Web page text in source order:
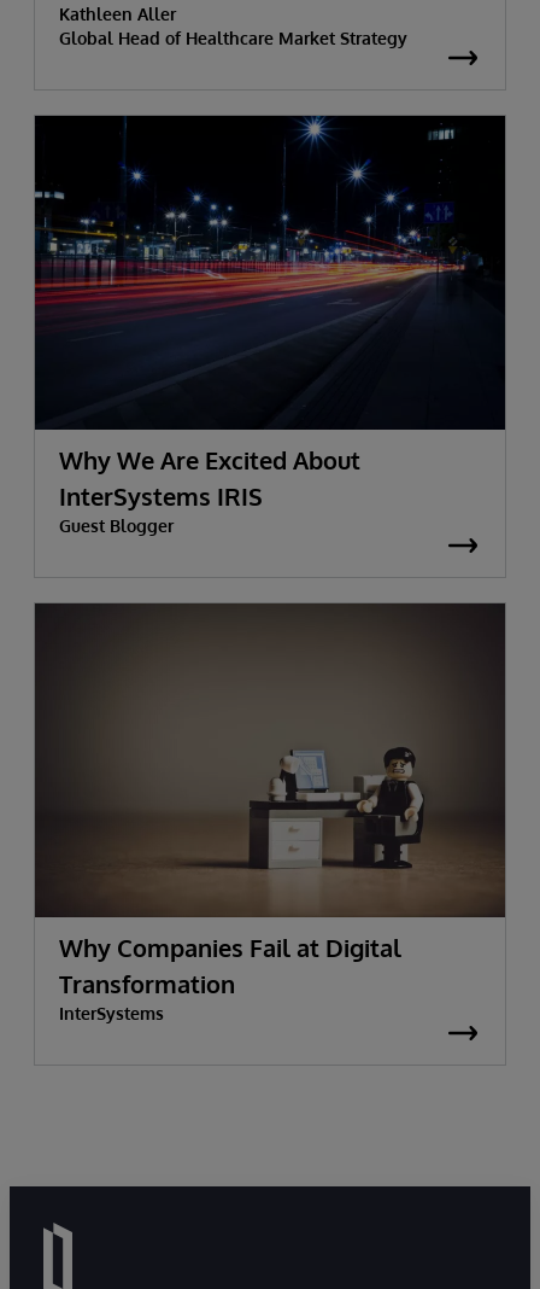
Kathleen Aller
Global Head of Healthcare Market Strategy
Why We Are Excited About
InterSystems IRIS
Guest Blogger
Why Companies Fail at Digital
Transformation
InterSystems